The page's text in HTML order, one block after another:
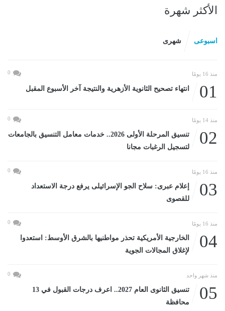
الأكثر شهرة
اسبوعى شهرى
منذ 16 يومًا 0
01 انتهاء تصحيح الثانوية الأزهرية والنتيجة آخر الأسبوع المقبل
منذ 14 يومًا 0
02
تنسيق المرحلة الأولى 2026.. خدمات معامل التنسيق بالجامعات
لتسجيل الرغبات مجانا
منذ 16 يومًا 0
03
إعلام عبرى: سلاح الجو الإسرائيلى يرفع درجة الاستعداد
للقصوى
منذ 16 يومًا 0
04
الخارجية الأمريكية تحذر مواطنيها بالشرق الأوسط: استعدوا
لإغلاق المجالات الجوية
منذ شهر واحد 0
05
تنسيق الثانوى العام 2027.. اعرف درجات القبول في 13
محافظة